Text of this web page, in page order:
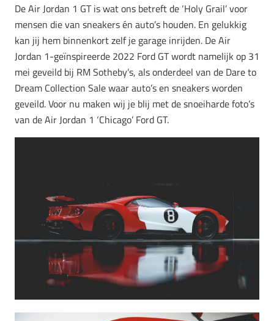
De Air Jordan 1 GT is wat ons betreft de ‘Holy Grail’ voor
mensen die van sneakers én auto’s houden. En gelukkig
kan jij hem binnenkort zelf je garage inrijden. De Air
Jordan 1-geïnspireerde 2022 Ford GT wordt namelijk op 31
mei geveild bij RM Sotheby’s, als onderdeel van de Dare to
Dream Collection Sale waar auto’s en sneakers worden
geveild. Voor nu maken wij je blij met de snoeiharde foto’s
van de Air Jordan 1 ‘Chicago’ Ford GT.